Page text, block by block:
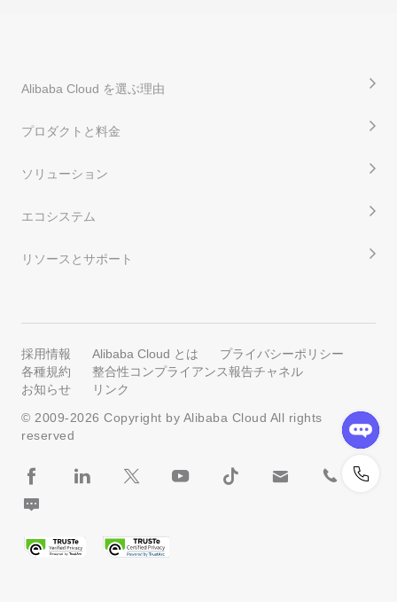
Alibaba Cloud を選ぶ理由
プロダクトと料金
ソリューション
エコシステム
リソースとサポート
採用情報 Alibaba Cloud とは
プライバシーポリシー
各種規約
整合性コンプライアンス報告チャネル
お知らせ
リンク
© 2009-2026 Copyright by Alibaba Cloud All rights
reserved